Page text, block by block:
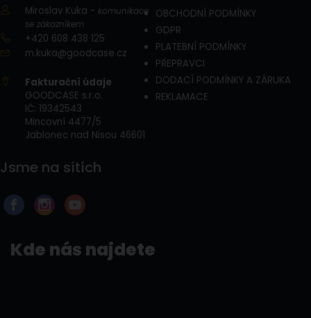
Miroslav Kuka - komunikace
se zákazníkem
+420 608 438 125
m.kuka@goodcase.cz
Fakturační údaje
GOODCASE s.r.o.
IČ: 19342543
​Mincovní 4477/5
Jablonec nad Nisou 46601
Jsme na sítích
OBCHODNÍ PODMÍNKY
GDPR
PLATEBNÍ PODMÍNKY
PŘEPRAVCI
DODACÍ PODMÍNKY A ZÁRUKA
REKLAMACE
Kde nás najdete